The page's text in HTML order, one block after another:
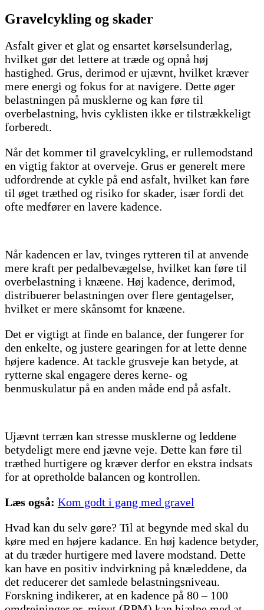
Gravelcykling og skader
Asfalt giver et glat og ensartet kørselsunderlag,
hvilket gør det lettere at træde og opnå høj
hastighed. Grus, derimod er ujævnt, hvilket kræver
mere energi og fokus for at navigere. Dette øger
belastningen på musklerne og kan føre til
overbelastning, hvis cyklisten ikke er tilstrækkeligt
forberedt.
Når det kommer til gravelcykling, er rullemodstand
en vigtig faktor at overveje. Grus er generelt mere
udfordrende at cykle på end asfalt, hvilket kan føre
til øget træthed og risiko for skader, især fordi det
ofte medfører en lavere kadence.
Når kadencen er lav, tvinges rytteren til at anvende
mere kraft per pedalbevægelse, hvilket kan føre til
overbelastning i knæene. Høj kadence, derimod,
distribuerer belastningen over flere gentagelser,
hvilket er mere skånsomt for knæene.
Det er vigtigt at finde en balance, der fungerer for
den enkelte, og justere gearingen for at lette denne
højere kadence. At tackle grusveje kan betyde, at
rytterne skal engagere deres kerne- og
benmuskulatur på en anden måde end på asfalt.
Ujævnt terræn kan stresse musklerne og leddene
betydeligt mere end jævne veje. Dette kan føre til
træthed hurtigere og kræver derfor en ekstra indsats
for at opretholde balancen og kontrollen.
Læs også: Kom godt i gang med gravel
Hvad kan du selv gøre? Til at begynde med skal du
køre med en højere kadance. En høj kadence betyder,
at du træder hurtigere med lavere modstand. Dette
kan have en positiv indvirkning på knæleddene, da
det reducerer det samlede belastningsniveau.
Forskning indikerer, at en kadence på 80 – 100